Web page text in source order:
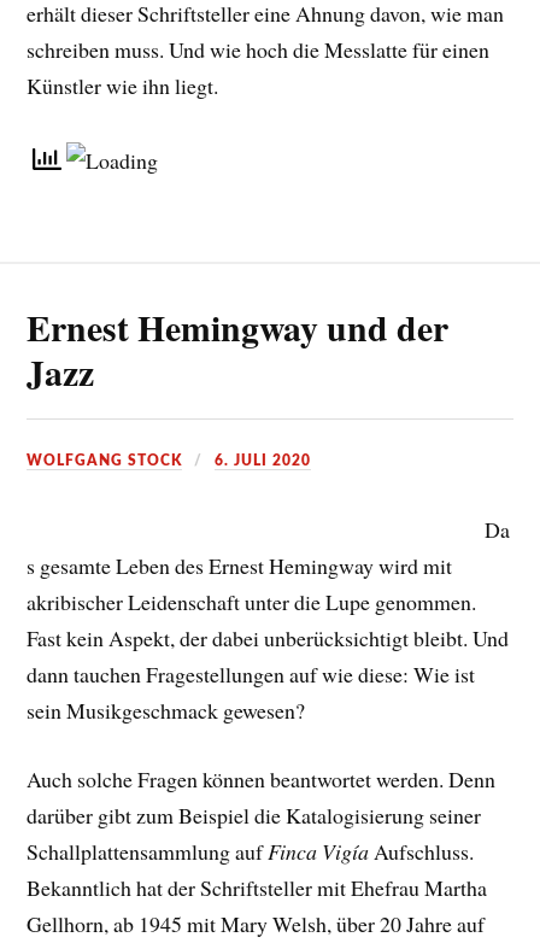
erhält dieser Schriftsteller eine Ahnung davon, wie man
schreiben muss. Und wie hoch die Messlatte für einen
Künstler wie ihn liegt.
Ernest Hemingway und der
Jazz
WOLFGANG STOCK 6. JULI 2020
Da
s gesamte Leben des Ernest Hemingway wird mit
akribischer Leidenschaft unter die Lupe genommen.
Fast kein Aspekt, der dabei unberücksichtigt bleibt. Und
dann tauchen Fragestellungen auf wie diese: Wie ist
sein Musikgeschmack gewesen?
Auch solche Fragen können beantwortet werden. Denn
darüber gibt zum Beispiel die Katalogisierung seiner
Schallplattensammlung aufFinca Vigía Aufschluss.
Bekanntlich hat der Schriftsteller mit Ehefrau Martha
Gellhorn, ab 1945 mit Mary Welsh, über 20 Jahre auf